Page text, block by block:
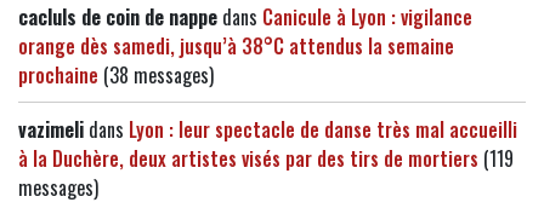
cacluls de coin de nappe dans Canicule à Lyon : vigilance
orange dès samedi, jusqu’à 38°C attendus la semaine
prochaine (38 messages)
vazimeli dans Lyon : leur spectacle de danse très mal accueilli
à la Duchère, deux artistes visés par des tirs de mortiers (119
messages)